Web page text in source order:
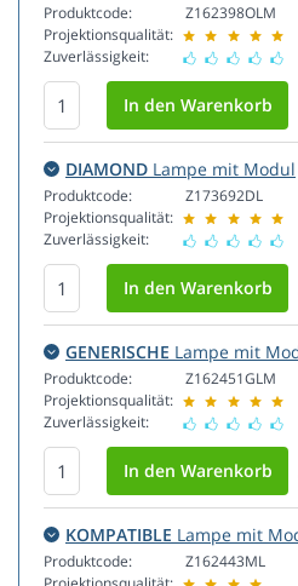
Produktcode:
Projektionsqualität:
Zuverlässigkeit:
Z162398OLM
DIAMOND Lampe mit Modul
Produktcode:
Projektionsqualität:
Zuverlässigkeit:
Z173692DL
GENERISCHE Lampe mit
Produktcode:
Projektionsqualität:
Zuverlässigkeit:
Z162451GLM
KOMPATIBLE Lampe mit
Produktcode:
Z162443ML